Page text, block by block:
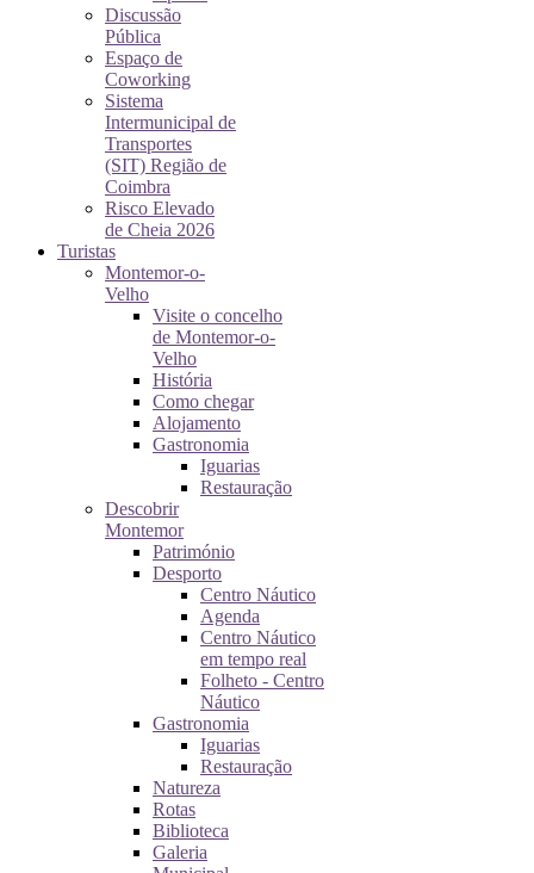
Discussão
Pública
Espaço de
Coworking
Sistema
Intermunicipal de
Transportes
(SIT) Região de
Coimbra
Risco Elevado
de Cheia 2026
Turistas
Montemor-o-
Velho
Visite o concelho
de Montemor-o-
Velho
História
Como chegar
Alojamento
Gastronomia
Iguarias
Restauração
Descobrir
Montemor
Património
Desporto
Centro Náutico
Agenda
Centro Náutico
em tempo real
Folheto - Centro
Náutico
Gastronomia
Iguarias
Restauração
Natureza
Rotas
Biblioteca
Galeria